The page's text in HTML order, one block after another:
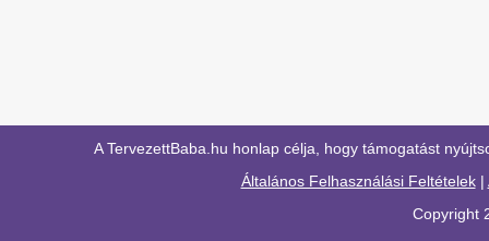
A TervezettBaba.hu honlap célja, hogy támogatást
Általános Felhasználási Feltételek|
Copyright